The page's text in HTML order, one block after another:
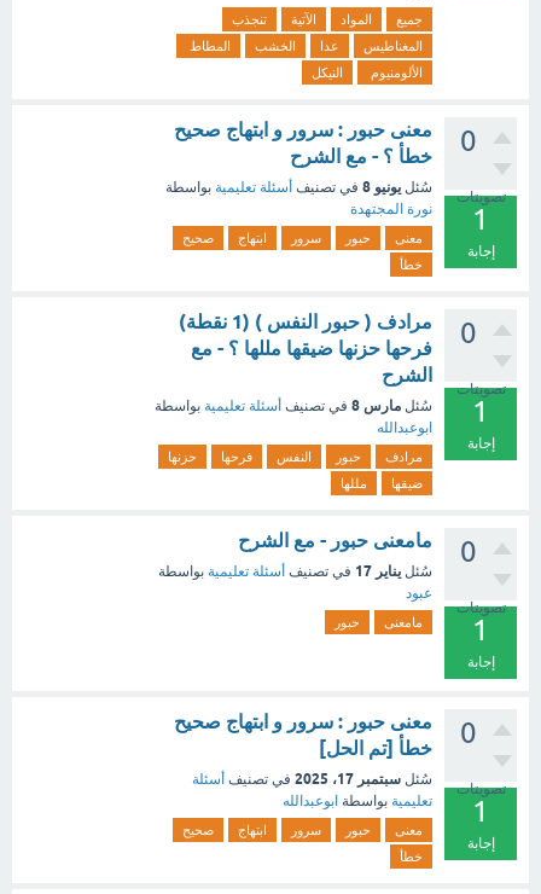
جميع المواد الآتية
تنجذب
المغناطيس
عدا الخشب
المطاط
الألومنيوم
النيكل
0
تصويتات
1
إجابة
معنى حبور : سرور و ابتهاج صحيح
خطأ ؟ - مع الشرح
سُئل يونيو 8 في تصنيف أسئلة تعليمية بواسطة
نورة المجتهدة
معنى حبور سرور ابتهاج
صحيح
خطأ
0
تصويتات
1
إجابة
مرادف ( حبور النفس ) (1 نقطة)
فرحها حزنها ضيقها مللها ؟ - مع
الشرح
سُئل مارس 8 في تصنيف أسئلة تعليمية بواسطة
ابوعبدالله
مرادف حبور النفس فرحها
حزنها
ضيقها
مللها
0
تصويتات
1
إجابة
مامعنى حبور - مع الشرح
سُئل يناير 17 في تصنيف أسئلة تعليمية بواسطة
عبود
مامعنى حبور
0
تصويتات
1
إجابة
معنى حبور : سرور و ابتهاج صحيح
خطأ [تم الحل]
سُئل سبتمبر 17، 2025 في تصنيف أسئلة
تعليمية بواسطة ابوعبدالله
معنى حبور سرور ابتهاج
صحيح
خطأ